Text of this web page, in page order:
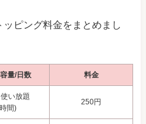
ピング料金をまとめまし
量/日数 料金
い放題
間)
250円